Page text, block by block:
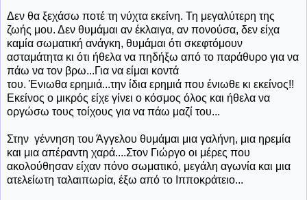
Δεν θα ξεχάσω ποτέ τη νύχτα εκείνη. Τη μεγαλύτερη της
ζωής μου. Δεν θυμάμαι αν έκλαιγα, αν πονούσα, δεν είχα
καμία σωματική ανάγκη, θυμάμαι ότι σκεφτόμουν
ασταμάτητα κι ότι ήθελα να πηδήξω από το παράθυρο για να
πάω να τον βρω...Για να είμαι κοντά
του. Ένιωθα ερημιά...την ίδια ερημιά που ένιωθε κι εκείνος!!
Εκείνος ο μικρός είχε γίνει ο κόσμος όλος και ήθελα να
οργώσω τους τοίχους για να πάω μαζί του...
Στην γέννηση του Άγγελου θυμάμαι μια γαλήνη, μια ηρεμία
και μια απέραντη χαρά....Στον Γιώργο οι μέρες που
ακολούθησαν είχαν πόνο σωματικό, μεγάλη αγωνία και μια
ατελείωτη ταλαιπωρία, έξω από το Ιπποκράτειο...